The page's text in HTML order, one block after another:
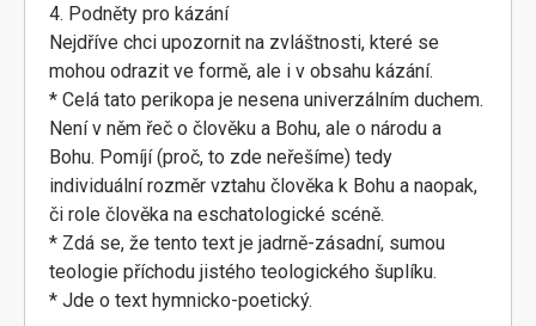
4. Podněty pro kázání
Nejdříve chci upozornit na zvláštnosti, které se
mohou odrazit ve formě, ale i v obsahu kázání.
* Celá tato perikopa je nesena univerzálním duchem.
Není v něm řeč o člověku a Bohu, ale o národu a
Bohu. Pomíjí (proč, to zde neřešíme) tedy
individuální rozměr vztahu člověka k Bohu a naopak,
či role člověka na eschatologické scéně.
* Zdá se, že tento text je jadrně-zásadní, sumou
teologie příchodu jistého teologického šuplíku.
* Jde o text hymnicko-poetický.